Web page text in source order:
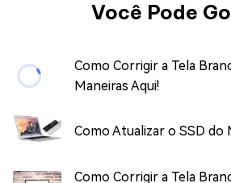
Você Pode
Como Corrigir a Tela
Maneiras Aqui!
Como Atualizar o SSD do
Como Corrigir a Tela